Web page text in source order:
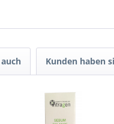
Kunden haben